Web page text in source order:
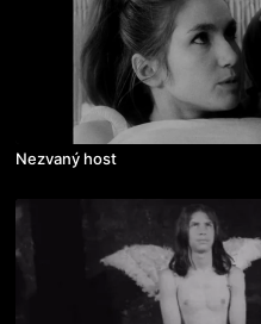
Nezvaný host